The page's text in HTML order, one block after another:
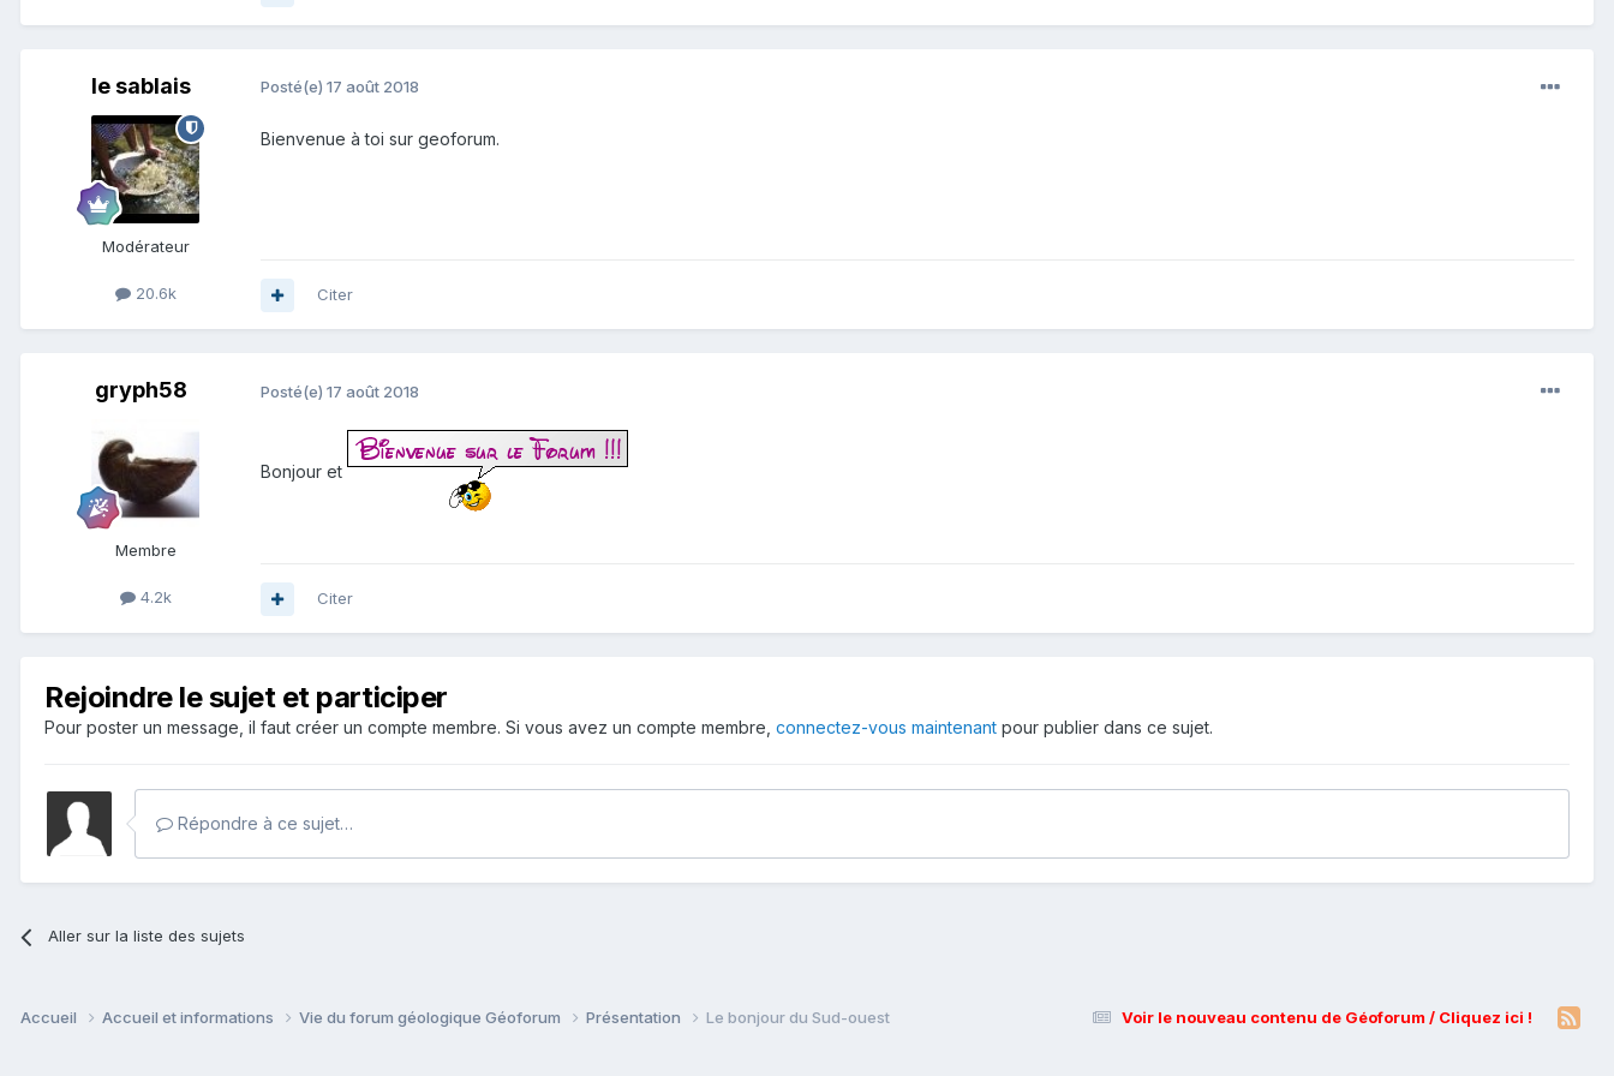
le sablais
Modérateur
20.6k
Posté(e) 17 août 2018
Bienvenue à toi sur geoforum.
Citer
gryph58
Membre
4.2k
Posté(e) 17 août 2018
Bonjour et
Citer
Rejoindre le sujet et participer
Pour poster un message, il faut créer un compte membre. Si vous avez un compte membre, connectez-vous maintenant pour publier dans ce sujet.
Répondre à ce sujet…
Aller sur la liste des sujets
Voir le nouveau contenu de Géoforum / Cliquez ici !
Accueil Accueil et informations Vie du forum géologique Géoforum Présentation Le bonjour du Sud-ouest